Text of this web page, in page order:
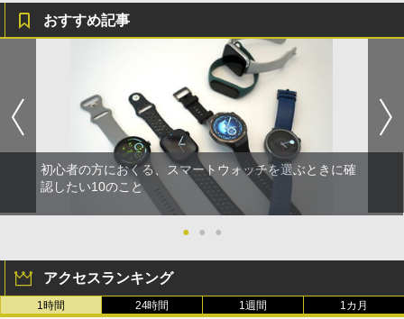
おすすめ記事
初心者の方におくる、スマートウォッチを選ぶときに確
認したい10のこと
● ● ●
アクセスランキング
1時間 24時間 1週間 1カ月